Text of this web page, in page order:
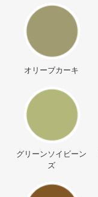
オリーブカーキ
グリーンソイビーン
ズ